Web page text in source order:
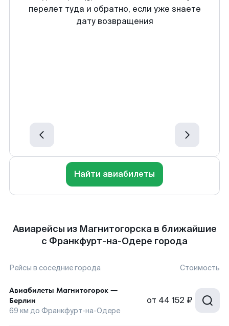
перелет туда и обратно, если уже знаете
дату возвращения
Найти авиабилеты
Авиарейсы из Магнитогорска в ближайшие
с Франкфурт-на-Одере города
Рейсы в соседние города Стоимость
Авиабилеты Магнитогорск —
Берлин
69 км до Франкфурт-на-Одере
от 44 152 ₽